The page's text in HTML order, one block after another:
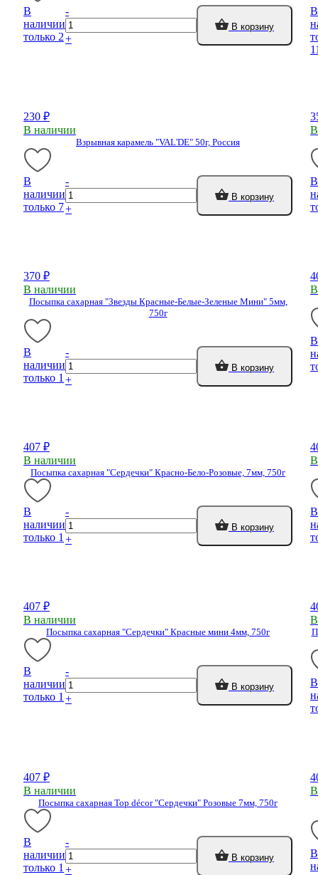
В
наличии
только 2
-
+
В корзину
В
230 ₽
В наличии
Взрывная карамель "VAL'DE" 50г, Россия
В
наличии
только 7
-
+
В корзину
В
370 ₽
В наличии
Посыпка сахарная "Звезды Красные-Белые-Зеленые Мини" 5мм,
750г
В
наличии
только 1
-
+
В корзину
В
407 ₽
В наличии
Посыпка сахарная "Сердечки" Красно-Бело-Розовые, 7мм, 750г
В
наличии
только 1
-
+
В корзину
В
407 ₽
В наличии
Посыпка сахарная "Сердечки" Красные мини 4мм, 750г
В
наличии
только 1
-
+
В корзину
В
407 ₽
В наличии
Посыпка сахарная Top décor "Сердечки" Розовые 7мм, 750г
В
наличии
только 1
-
+
В корзину
В